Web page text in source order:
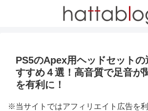
PS5のApex用ヘッドセットの
すすめ４選！高音質で足音が
を有利に！
※当サイトではアフィリエイト広告を